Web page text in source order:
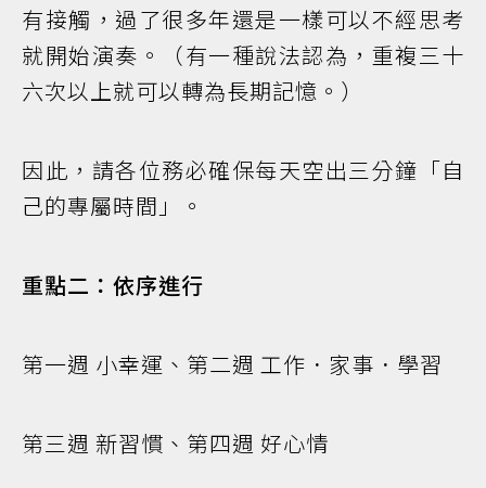
有接觸，過了很多年還是一樣可以不經思考
就開始演奏。（有一種說法認為，重複三十
六次以上就可以轉為長期記憶。）
因此，請各位務必確保每天空出三分鐘「自
己的專屬時間」。
重點二：依序進行
第一週 小幸運、第二週 工作．家事．學習
第三週 新習慣、第四週 好心情